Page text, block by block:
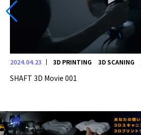
2024.04.23 3D PRINTING 3D SCANING
SHAFT 3D Movie 001